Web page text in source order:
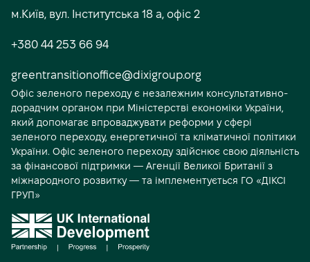
о
а
л
ь
н
і
м
д
і
м.Київ, вул. Інститутська 18 а, офіс 2
+380 44 253 66 94
greentransitionoffice@dixigroup.org
Офіс зеленого переходу є незалежним консультативно-
дорадчим органом при Міністерстві економіки України,
який допомагає впроваджувати реформи у сфері
зеленого переходу, енергетичної та кліматичної політики
України. Офіс зеленого переходу здійснює свою діяльність
за фінансової підтримки — Агенції Великої Британії з
міжнародного розвитку — та імплементується ГО «ДІКСІ
ГРУП»